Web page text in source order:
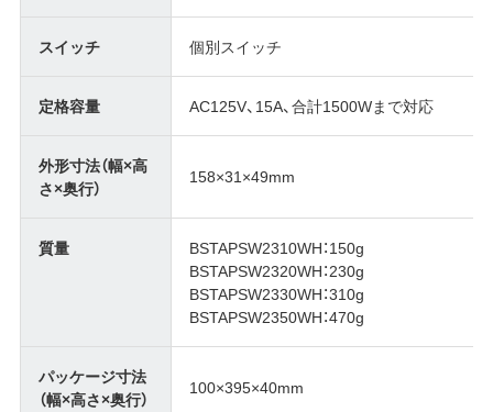
スイッチ 個別スイッチ
定格容量 AC125V、15A、合計1500Wまで対応
外形寸法（幅×高
さ×奥行）
158×31×49mm
質量
BSTAPSW2310WH：150g
BSTAPSW2320WH：230g
BSTAPSW2330WH：310g
BSTAPSW2350WH：470g
パッケージ寸法
（幅×高さ×奥行）
100×395×40mm